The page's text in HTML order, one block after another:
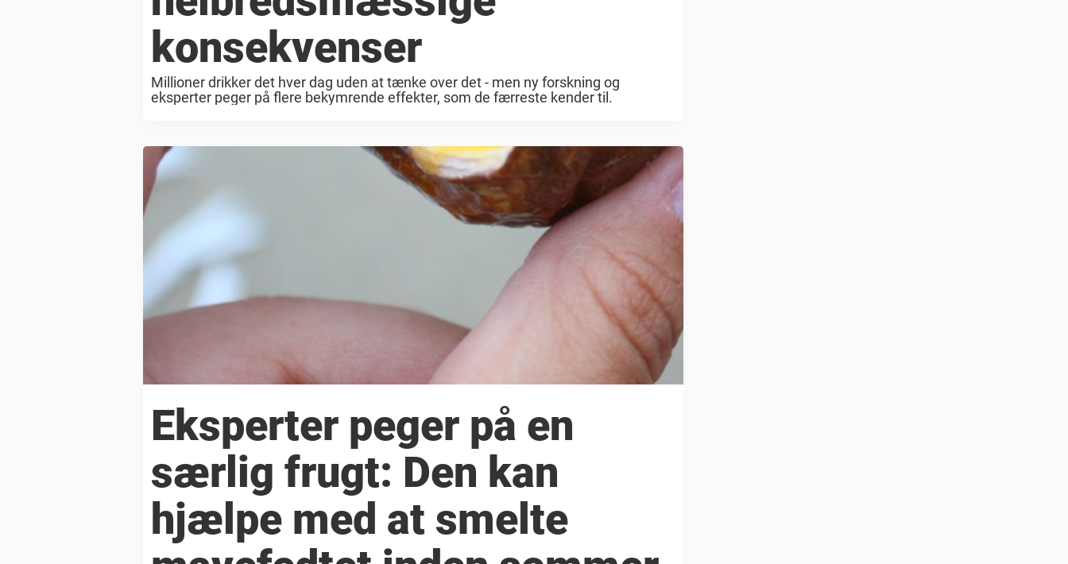
konsekvenser
Millioner drikker det hver dag uden at tænke over det - men ny forskning og
eksperter peger på flere bekymrende effekter, som de færreste kender til.
Eksperter peger på en
særlig frugt: Den kan
hjælpe med at smelte